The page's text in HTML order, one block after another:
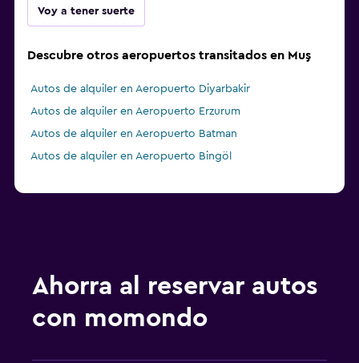
Voy a tener suerte
Descubre otros aeropuertos transitados en Muş
Autos de alquiler en Aeropuerto Diyarbakir
Autos de alquiler en Aeropuerto Erzurum
Autos de alquiler en Aeropuerto Batman
Autos de alquiler en Aeropuerto Bingöl
Ahorra al reservar autos
con momondo